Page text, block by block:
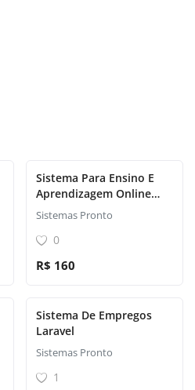
Sistema Para Ensino E
Aprendizagem Online
Cursos
Sistemas Pronto
0
R$ 160
Sistema De Empregos
Laravel
Sistemas Pronto
1